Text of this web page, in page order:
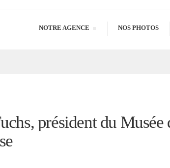
NOTRE AGENCE NOS PHOTOS
président du